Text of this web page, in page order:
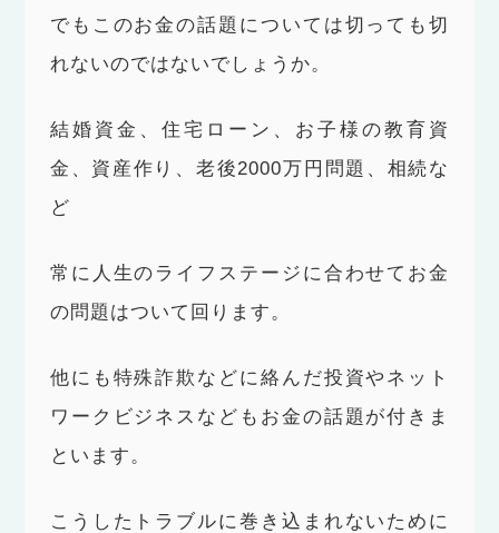
でもこのお金の話題については切っても切
れないのではないでしょうか。
結婚資金、住宅ローン、お子様の教育資
金、資産作り、老後2000万円問題、相続な
ど
常に人生のライフステージに合わせてお金
の問題はついて回ります。
他にも特殊詐欺などに絡んだ投資やネット
ワークビジネスなどもお金の話題が付きま
といます。
こうしたトラブルに巻き込まれないために